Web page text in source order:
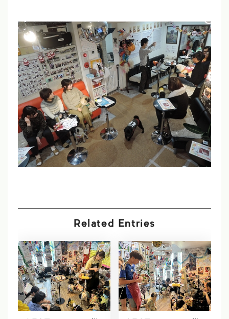
Related Entries